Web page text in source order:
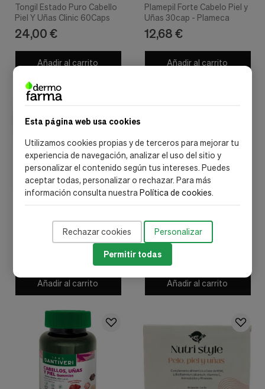
Esta página web usa cookies
Utilizamos cookies propias y de terceros para mejorar tu
experiencia de navegación, analizar el uso del sitio y
personalizar el contenido según tus intereses. Puedes
aceptar todas, personalizar o rechazar. Para más
información consulta nuestraPolítica de cookies.
Rechazar cookies Personalizar
Permitir todas
Tongil Estado Puro Cabello
Piel Y Uñas Clinic 60Caps
24,00 €
Añadir al carrito
Plamepil Forte Cabelo Piel y
Uñas 30cap - Plameca
12,68 €
Añadir al carrito
Cabello, Piel y Uñas Forte
12viales - Pinisan
Añadir al carrito
Hair Volume Croissance Et
Volume Des Cheveux 90
Comprimés - New Nordic
64,95 €
Añadir al carrito